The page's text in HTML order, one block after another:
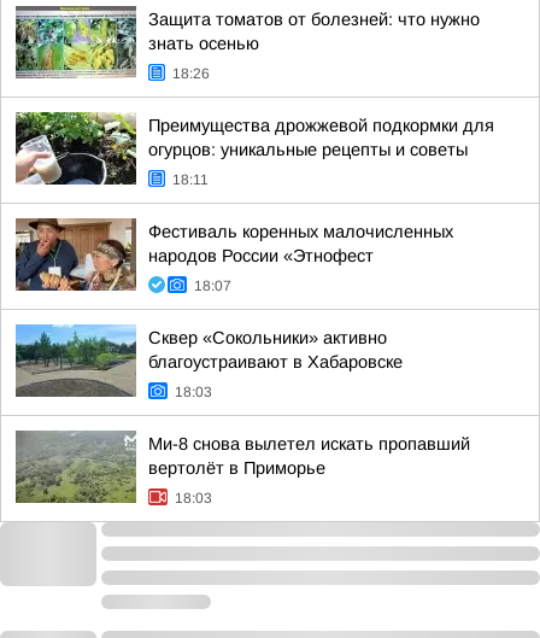
Защита томатов от болезней: что нужно
знать осенью
18:26
Преимущества дрожжевой подкормки для
огурцов: уникальные рецепты и советы
18:11
Фестиваль коренных малочисленных
народов России «Этнофест
18:07
Сквер «Сокольники» активно
благоустраивают в Хабаровске
18:03
Ми-8 снова вылетел искать пропавший
вертолёт в Приморье
18:03